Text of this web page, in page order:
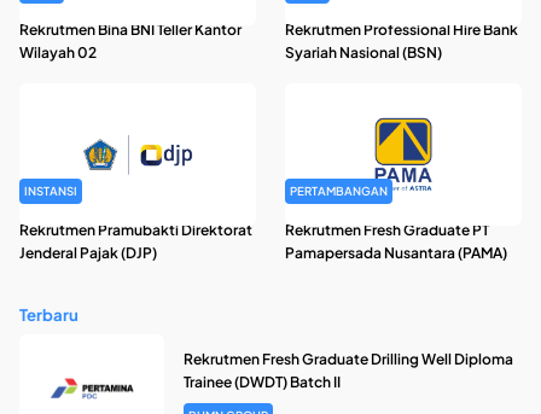
Rekrutmen Bina BNI Teller Kantor
Wilayah 02
Rekrutmen Professional Hire Bank
Syariah Nasional (BSN)
INSTANSI
Rekrutmen Pramubakti Direktorat
Jenderal Pajak (DJP)
PERTAMBANGAN
Rekrutmen Fresh Graduate PT
Pamapersada Nusantara (PAMA)
Terbaru
Rekrutmen Fresh Graduate Drilling Well Diploma
Trainee (DWDT) Batch II